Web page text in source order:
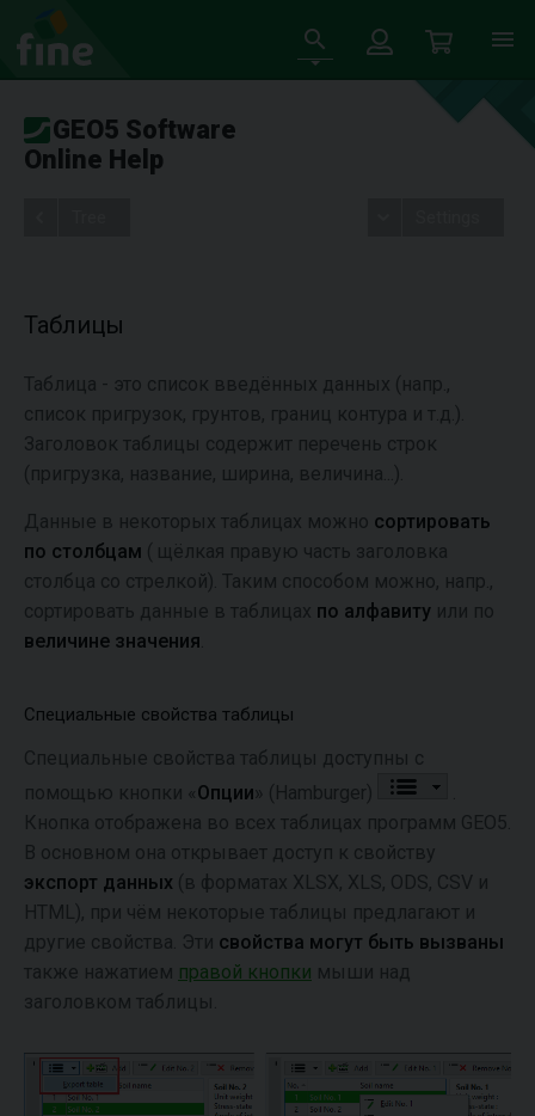
GEO5 Software
Online Help
Таблицы
Таблица - это список введённых данных (напр.,
список пригрузок, грунтов, границ контура и т.д.).
Заголовок таблицы содержит перечень строк
(пригрузка, название, ширина, величина...).
Данные в некоторых таблицах можно сортировать
по столбцам ( щёлкая правую часть заголовка
столбца со стрелкой). Таким способом можно, напр.,
сортировать данные в таблицах по алфавиту или по
величине значения
Специальные свойства таблицы
Специальные свойства таблицы доступны с
помощью кнопки « Опции » (Hamburger)
Кнопка отображена во всех таблицах программ GEO5.
В основном она открывает доступ к свойству
экспорт данных (в форматах XLSX, XLS, ODS, CSV и
HTML), при чём некоторые таблицы предлагают и
другие свойства. Эти свойства могут быть вызваны
также нажатием правой кнопки мыши над
заголовком таблицы.